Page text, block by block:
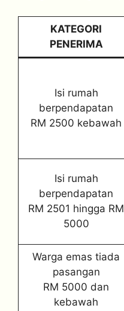
KATEGORI
PENERIMA
Isi rumah
berpendapatan
RM 2500 kebawah
Isi rumah
berpendapatan
RM 2501 hingga RM
5000
Warga emas tiada
pasangan
RM 5000 dan
kebawah